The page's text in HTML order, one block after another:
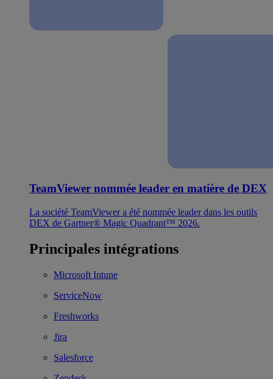
TeamViewer nommée leader en matière de DEX
La société TeamViewer a été nommée leader dans les outils
DEX de Gartner® Magic Quadrant™ 2026.
Principales intégrations
Microsoft Intune
ServiceNow
Freshworks
Jira
Salesforce